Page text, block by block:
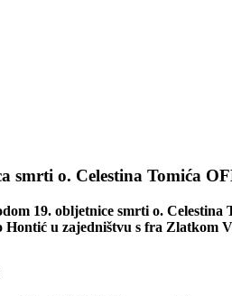
smrti o. Celestina Tomića
19. obljetnice smrti o.
u zajedništvu s fra Zlatkom